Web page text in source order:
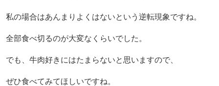
私の場合はあんまりよくはないという逆転現象ですね。
全部食べ切るのが大変なくらいでした。
でも、牛肉好きにはたまらないと思いますので、
ぜひ食べてみてほしいですね。